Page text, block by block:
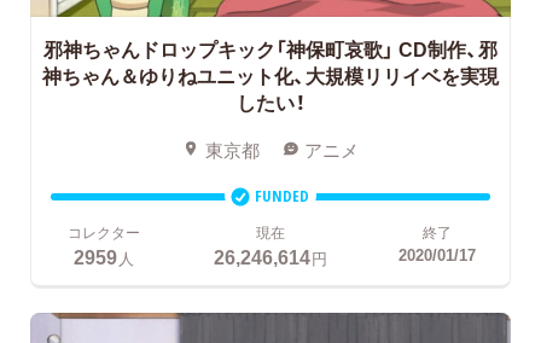
邪神ちゃんドロップキック「神保町哀歌」 CD制作、邪
神ちゃん＆ゆりねユニット化、大規模リリイベを実現
したい！
東京都 アニメ
FUNDED
コレクター
2959 人
現在
26,246,614円
終了
2020/01/17